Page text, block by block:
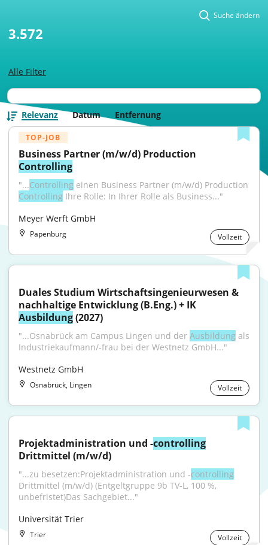
Alle Filter
Suche ändern
3.572
Relevanz Datum Entfernung
TOP-JOB
Controlling
"...Controlling
Controlling Ihre Rolle: In Ihrer Rolle als Business..."
Meyer Werft GmbH
Papenburg Vollzeit
Duales Studium Wirtschaftsingenieurwesen &
Ausbildung (2027)
"...Osnabrück am Campus Lingen und der Ausbildung als
Industriekaufmann/-frau bei der Westnetz GmbH..."
Westnetz GmbH
Osnabrück, Lingen Vollzeit
Projektadministration und -controlling
Drittmittel (m/w/d)
"...zu besetzen:Projektadministration und -controlling
Drittmittel (m/w/d) (Entgeltgruppe 9b TV-L, 100 %,
unbefristet)Das Sachgebiet..."
Universität Trier
Trier Vollzeit